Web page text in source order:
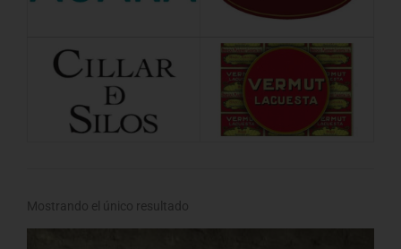
Mostrando el único resultado